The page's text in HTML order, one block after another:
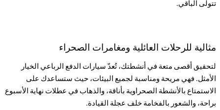
تتولى الباقي.
مثالية للرحلات العائلية ومغامرات الصحراء
لتحقيق أقصى متعة في أنشطتك، تُعدّ سيارات الدفع الرباعي الخيار
الأمثل. فهي مريحة ومناسبة لجميع البيئات، حيث ستساعدك على
الاستمتاع بالأنشطة الصحراوية بأناقة، والذهاب في عطلات نهاية الأسبوع
براحة، والشعور بالفخامة خلف عجلة القيادة.